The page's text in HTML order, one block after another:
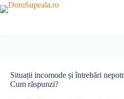
Sari
la
Situații incomode și întrebări
Cum răspunzi?